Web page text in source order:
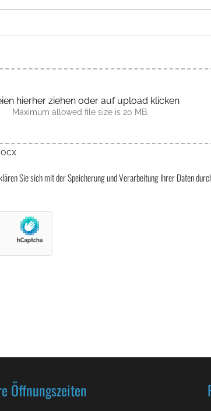
hierher ziehen oder auf upload klicken
Maximum allowed file size is 20 MB.
Sie sich mit der Speicherung und Verarbeitung Ihrer Daten
Öffnungszeiten